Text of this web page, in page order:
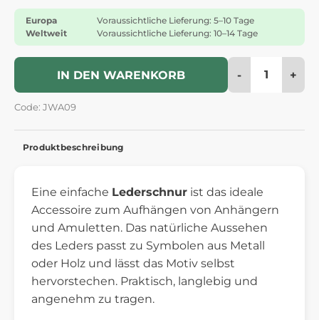
Europa
Voraussichtliche Lieferung: 5–10 Tage
Weltweit
Voraussichtliche Lieferung: 10–14 Tage
IN DEN WARENKORB - +
Code: JWA09
Produktbeschreibung
Eine einfache Lederschnur ist das ideale
Accessoire zum Aufhängen von Anhängern
und Amuletten. Das natürliche Aussehen
des Leders passt zu Symbolen aus Metall
oder Holz und lässt das Motiv selbst
hervorstechen. Praktisch, langlebig und
angenehm zu tragen.